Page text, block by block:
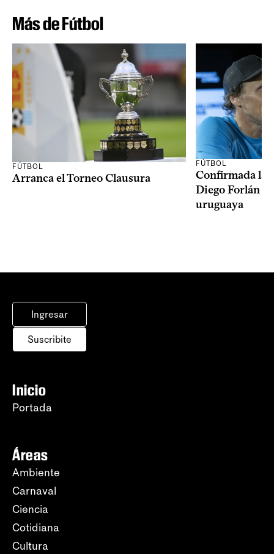
Más de Fútbol
FÚTBOL
Arranca el Torneo Clausura
FÚTBOL
Confirmada la
Diego Forlán
uruguaya
Ingresar
Suscribite
Inicio
Portada
Áreas
Ambiente
Carnaval
Ciencia
Cotidiana
Cultura